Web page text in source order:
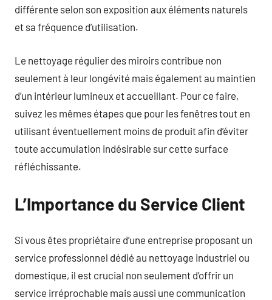
différente selon son exposition aux éléments naturels
et sa fréquence d’utilisation.
Le nettoyage régulier des miroirs contribue non
seulement à leur longévité mais également au maintien
d’un intérieur lumineux et accueillant. Pour ce faire,
suivez les mêmes étapes que pour les fenêtres tout en
utilisant éventuellement moins de produit afin d’éviter
toute accumulation indésirable sur cette surface
réfléchissante.
L’Importance du Service Client
Si vous êtes propriétaire d’une entreprise proposant un
service professionnel dédié au nettoyage industriel ou
domestique, il est crucial non seulement d’offrir un
service irréprochable mais aussi une communication